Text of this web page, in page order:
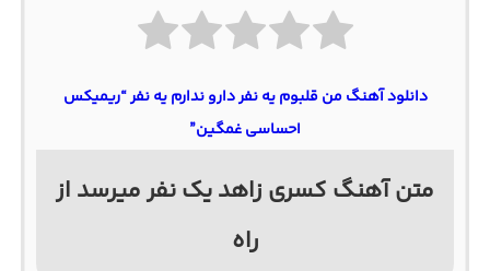
دانلود آهنگ من قلبوم یه نفر دارو ندارم یه نفر “ریمیکس
احساسی غمگین”
متن آهنگ کسری زاهد یک نفر میرسد از
راه